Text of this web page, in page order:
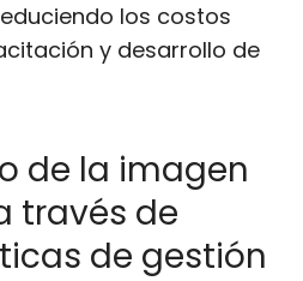
los costos
y desarrollo de
de la imagen
través de
de gestión